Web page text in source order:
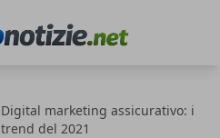
Digital marketing assicurativo: i
trend del 2021